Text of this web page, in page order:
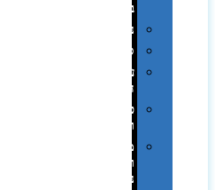
בפחית
נסיעות
ספורט
על
השולחן…
פינוק
וספא
מזוודות
ותיקי
נסיעות